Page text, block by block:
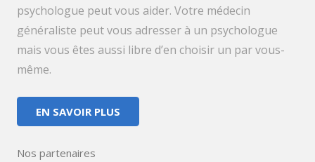
psychologue peut vous aider. Votre médecin
généraliste peut vous adresser à un psychologue
mais vous êtes aussi libre d’en choisir un par vous-
même.
EN SAVOIR PLUS
Nos partenaires